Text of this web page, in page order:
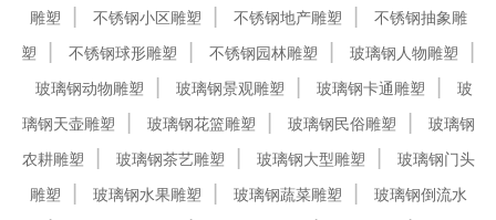
雕塑
不锈钢小区雕塑 不锈钢地产雕塑
不锈钢抽象雕
塑
不锈钢球形雕塑 不锈钢园林雕塑
玻璃钢人物雕塑
玻璃钢动物雕塑
玻璃钢景观雕塑 玻璃钢卡通雕塑
玻
璃钢天壶雕塑
玻璃钢花篮雕塑 玻璃钢民俗雕塑
玻璃钢
农耕雕塑
玻璃钢茶艺雕塑 玻璃钢大型雕塑
玻璃钢门头
雕塑
玻璃钢水果雕塑 玻璃钢蔬菜雕塑
玻璃钢倒流水